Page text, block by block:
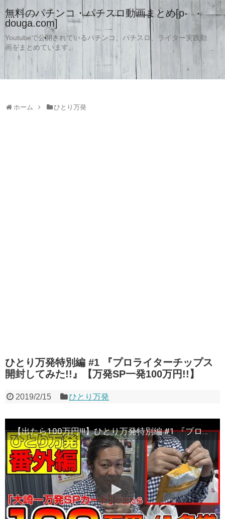
無料のパチンコ・パチスロ動画まとめ[p-
douga.com]
Youtubeで公開されているパチンコ、パチスロ、ライター実践動
画をまとめています。
ホーム ひとり万発
ひとり万発特別編 #1 『プロライターチップス
開封してみた!!』【万発SP一発100万円!!】
2019/2/15 ひとり万発
【出たら100万円!!!】ひとり万発特別編 #1 『プロライターチップス開封してみた!!』【万発SP一発100万円!!】